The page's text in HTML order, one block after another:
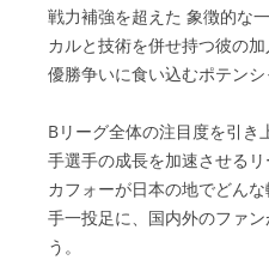
戦力補強を超えた 象徴的な
カルと技術を併せ持つ彼の
優勝争いに食い込むポテンシ
Bリーグ全体の注目度を引き
手選手の成長を加速させる
カフォーが日本の地でどん
手一投足に、国内外のファ
う。